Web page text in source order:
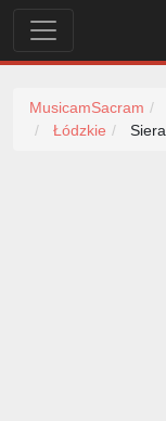
MusicamSacram
Łódzkie